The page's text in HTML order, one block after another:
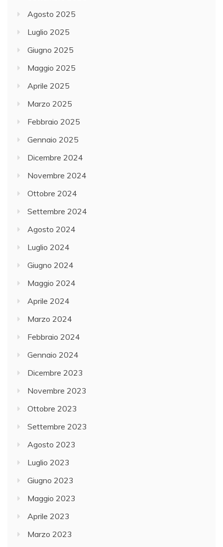
Agosto 2025
Luglio 2025
Giugno 2025
Maggio 2025
Aprile 2025
Marzo 2025
Febbraio 2025
Gennaio 2025
Dicembre 2024
Novembre 2024
Ottobre 2024
Settembre 2024
Agosto 2024
Luglio 2024
Giugno 2024
Maggio 2024
Aprile 2024
Marzo 2024
Febbraio 2024
Gennaio 2024
Dicembre 2023
Novembre 2023
Ottobre 2023
Settembre 2023
Agosto 2023
Luglio 2023
Giugno 2023
Maggio 2023
Aprile 2023
Marzo 2023